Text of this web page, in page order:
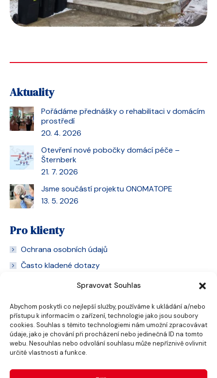
Spravovat Souhlas
Abychom poskytli co nejlepší služby, používáme k ukládání a/nebo
přístupu k informacím o zařízení, technologie jako jsou soubory
cookies. Souhlas s těmito technologiemi nám umožní zpracovávat
údaje, jako je chování při procházení nebo jedinečná ID na tomto
webu. Nesouhlas nebo odvolání souhlasu může nepříznivě ovlivnit
určité vlastnosti a funkce.
Aktuality
Pořádáme přednášky o rehabilitaci v domácím
prostředí
20. 4. 2026
Otevření nové pobočky domácí péče –
Šternberk
21. 7. 2026
Jsme součástí projektu ONOMATOPE
13. 5. 2026
Pro klienty
Ochrana osobních údajů
Často kladené dotazy
Kontakt